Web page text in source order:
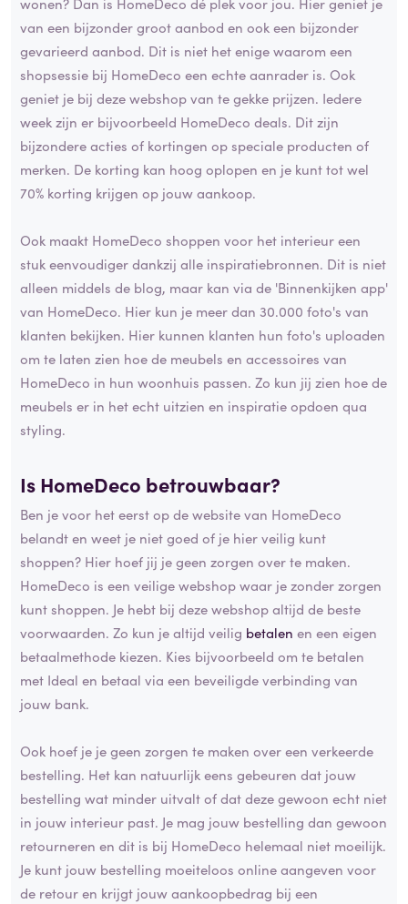
van een bijzonder groot aanbod en ook een bijzonder
gevarieerd aanbod. Dit is niet het enige waarom een
shopsessie bij HomeDeco een echte aanrader is. Ook
geniet je bij deze webshop van te gekke prijzen. Iedere
week zijn er bijvoorbeeld HomeDeco deals. Dit zijn
bijzondere acties of kortingen op speciale producten of
merken. De korting kan hoog oplopen en je kunt tot wel
70% korting krijgen op jouw aankoop.
Ook maakt HomeDeco shoppen voor het interieur een
stuk eenvoudiger dankzij alle inspiratiebronnen. Dit is niet
alleen middels de blog, maar kan via de 'Binnenkijken app'
van HomeDeco. Hier kun je meer dan 30.000 foto's van
klanten bekijken. Hier kunnen klanten hun foto's uploaden
om te laten zien hoe de meubels en accessoires van
HomeDeco in hun woonhuis passen. Zo kun jij zien hoe de
meubels er in het echt uitzien en inspiratie opdoen qua
styling.
Is HomeDeco betrouwbaar?
Ben je voor het eerst op de website van HomeDeco
belandt en weet je niet goed of je hier veilig kunt
shoppen? Hier hoef jij je geen zorgen over te maken.
HomeDeco is een veilige webshop waar je zonder zorgen
kunt shoppen. Je hebt bij deze webshop altijd de beste
voorwaarden. Zo kun je altijd veilig betalen en een eigen
betaalmethode kiezen. Kies bijvoorbeeld om te betalen
met Ideal en betaal via een beveiligde verbinding van
jouw bank.
Ook hoef je je geen zorgen te maken over een verkeerde
bestelling. Het kan natuurlijk eens gebeuren dat jouw
bestelling wat minder uitvalt of dat deze gewoon echt niet
in jouw interieur past. Je mag jouw bestelling dan gewoon
retourneren en dit is bij HomeDeco helemaal niet moeilijk.
Je kunt jouw bestelling moeiteloos online aangeven voor
de retour en krijgt jouw aankoopbedrag bij een